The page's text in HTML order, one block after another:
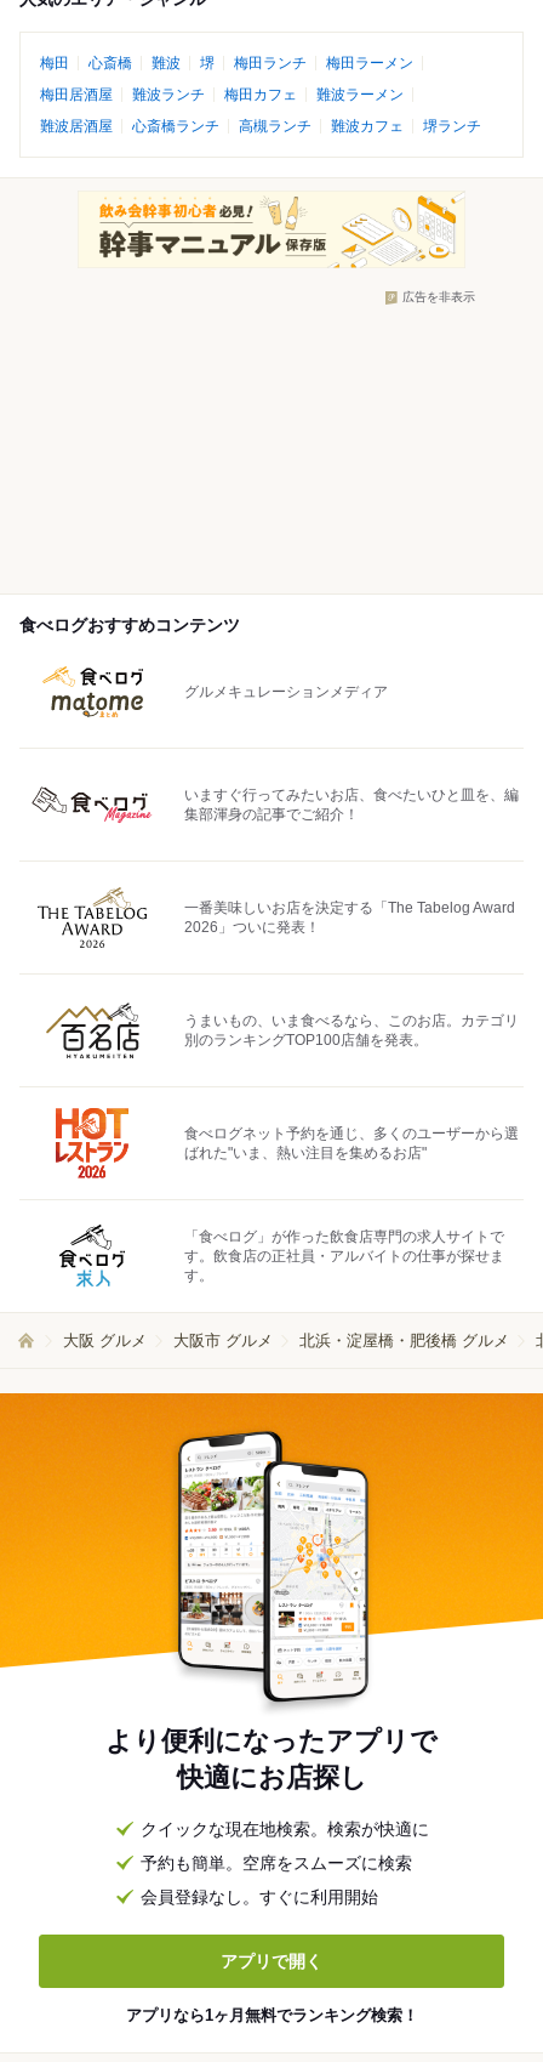
梅田 心斎橋 難波 堺 梅田ランチ
梅田ラーメン
梅田居酒屋
難波ランチ 梅田カフェ
難波ラーメン
難波居酒屋
心斎橋ランチ 高槻ランチ 難波カフェ 堺ランチ
広告を非表示
食べログおすすめコンテンツ
グルメキュレーションメディア
いますぐ行ってみたいお店、食べたいひと皿を、編
集部渾身の記事でご紹介！
一番美味しいお店を決定する「The Tabelog Award
2026」ついに発表！
うまいもの、いま食べるなら、このお店。カテゴリ
別のランキングTOP100店舗を発表。
食べログネット予約を通じ、多くのユーザーから選
ばれた"いま、熱い注目を集めるお店"
「食べログ」が作った飲食店専門の求人サイトで
す。飲食店の正社員・アルバイトの仕事が探せま
す。
大阪 グルメ 大阪市 グルメ 北浜・淀屋橋・肥後橋 グルメ
より便利になったアプリで
快適にお店探し
クイックな現在地検索。検索が快適に
予約も簡単。空席をスムーズに検索
会員登録なし。すぐに利用開始
アプリで開く
アプリなら1ヶ月無料でランキング検索！